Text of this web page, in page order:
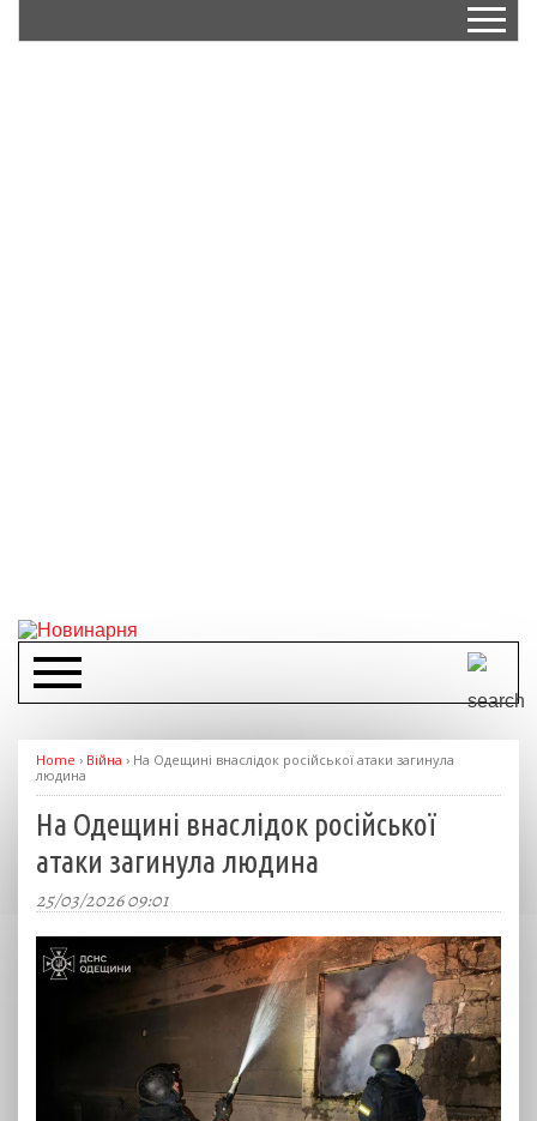
Home › Війна › На Одещині внаслідок російської атаки загинула
людина
На Одещині внаслідок російської
атаки загинула людина
25/03/2026 09:01